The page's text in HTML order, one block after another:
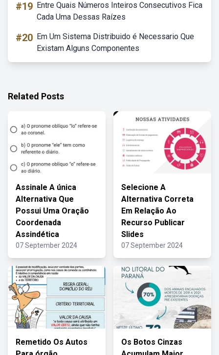
#19 Entre Quais Números Inteiros Consecutivos Fica
Cada Uma Dessas Raízes
#20 Em Um Sistema Distribuido é Necessario Que
Existam Alguns Componentes
Related Posts
Assinale A única
Alternativa Que
Possui Uma Oração
Coordenada
Assindética
07 September 2024
Selecione A
Alternativa Correta
Em Relação Ao
Recurso Publicar
Slides
07 September 2024
Remetido Os Autos
Os Botos Cinzas